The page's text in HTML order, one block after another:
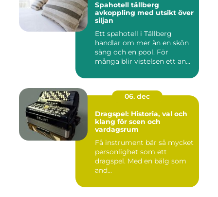
Spahotell tällberg
avkoppling med utsikt över
siljan
Ett spahotell i Tällberg
handlar om mer än en skön
säng och en pool. För
många blir vistelsen ett an...
06. dec
Dragspel: Historia, val och
klang för scen och
vardagsrum
Få instrument bär så mycket
personlighet som ett
dragspel. Med en bälg som
and...